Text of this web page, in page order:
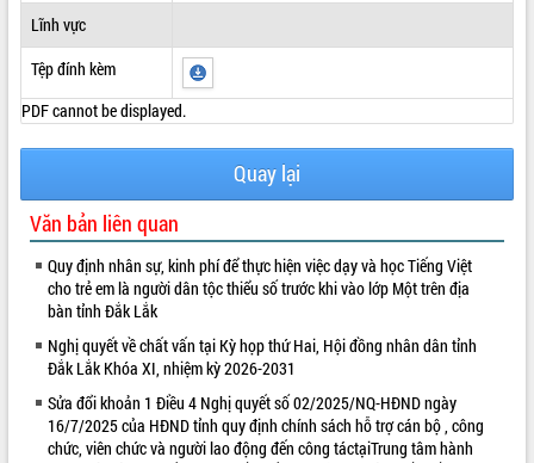
VIDEO
Loading the player...
Bí thư Tỉnh ủy Lương Nguyễn Minh
Lĩnh vực
Tệp đính kèm
PDF cannot be displayed.
Quay lại
Văn bản liên quan
Quy định nhân sự, kinh phí để thực hiện việc dạy và học Tiếng Việt
cho trẻ em là người dân tộc thiểu số trước khi vào lớp Một trên địa
bàn tỉnh Đắk Lắk
Nghị quyết về chất vấn tại Kỳ họp thứ Hai, Hội đồng nhân dân tỉnh
Đắk Lắk Khóa XI, nhiệm kỳ 2026-2031
Sửa đổi khoản 1 Điều 4 Nghị quyết số 02/2025/NQ-HĐND ngày
16/7/2025 của HĐND tỉnh quy định chính sách hỗ trợ cán bộ , công
chức, viên chức và người lao động đến công táctạiTrung tâm hành